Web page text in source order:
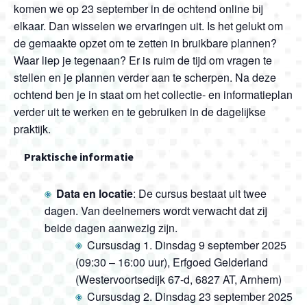
komen we op 23 september in de ochtend online bij
elkaar. Dan wisselen we ervaringen uit. Is het gelukt om
de gemaakte opzet om te zetten in bruikbare plannen?
Waar liep je tegenaan? Er is ruim de tijd om vragen te
stellen en je plannen verder aan te scherpen. Na deze
ochtend ben je in staat om het collectie- en informatieplan
verder uit te werken en te gebruiken in de dagelijkse
praktijk.
Praktische informatie
Data en locatie: De cursus bestaat uit twee
dagen. Van deelnemers wordt verwacht dat zij
beide dagen aanwezig zijn.
Cursusdag 1. Dinsdag 9 september 2025
(09:30 – 16:00 uur), Erfgoed Gelderland
(Westervoortsedijk 67-d, 6827 AT, Arnhem)
Cursusdag 2. Dinsdag 23 september 2025